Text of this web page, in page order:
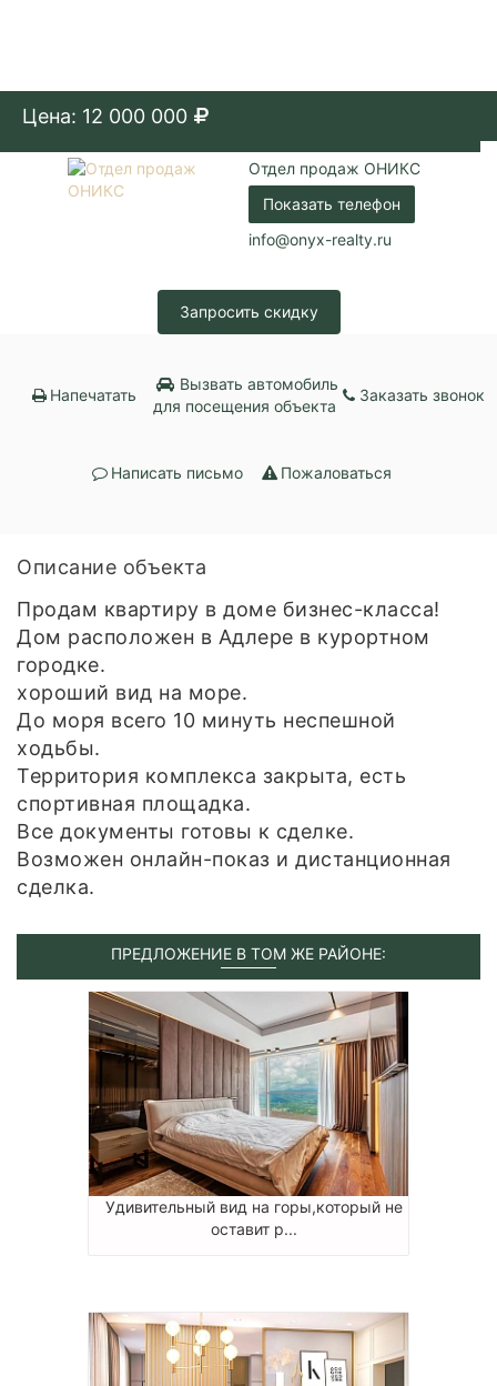
Цена: 12 000 000
Отдел продаж ОНИКС
Показать телефон
info@onyx-realty.ru
Запросить скидку
Напечатать
Вызвать автомобиль
для посещения объекта
Заказать звонок
Написать письмо Пожаловаться
Описание объекта
Продам квартиру в доме бизнес-класса!
Дом расположен в Адлере в курортном
городке.
хороший вид на море.
До моря всего 10 минуть неспешной
ходьбы.
Территория комплекса закрыта, есть
спортивная площадка.
Все документы готовы к сделке.
Возможен онлайн-показ и дистанционная
сделка.
ПРЕДЛОЖЕНИЕ В ТОМ ЖЕ РАЙОНЕ:
Удивительный вид на горы,который не
оставит р...